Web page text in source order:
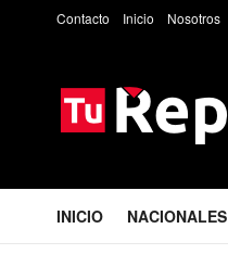
Contacto Inicio Nosotros
INICIO NACIONALES